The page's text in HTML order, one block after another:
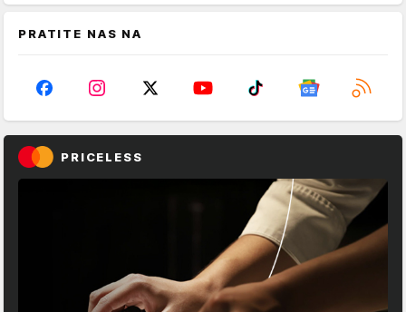
PRATITE NAS NA
PRICELESS